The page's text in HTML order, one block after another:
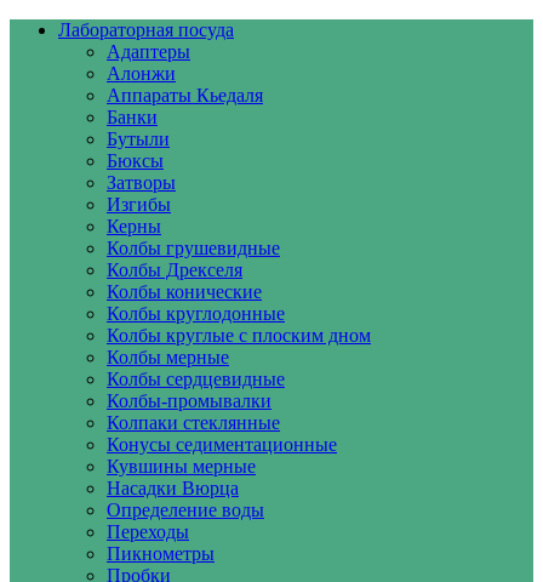
Лабораторная посуда
Адаптеры
Алонжи
Аппараты Кьедаля
Банки
Бутыли
Бюксы
Затворы
Изгибы
Керны
Колбы грушевидные
Колбы Дрекселя
Колбы конические
Колбы круглодонные
Колбы круглые с плоским дном
Колбы мерные
Колбы сердцевидные
Колбы-промывалки
Колпаки стеклянные
Конусы седиментационные
Кувшины мерные
Насадки Вюрца
Определение воды
Переходы
Пикнометры
Пробки